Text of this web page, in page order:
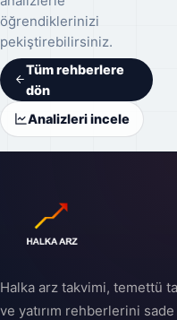
öğrendiklerinizi
pekiştirebilirsiniz.
Tüm rehberlere
dön
Analizleri incele
Halka arz takvimi, temettü
ve yatırım rehberlerini